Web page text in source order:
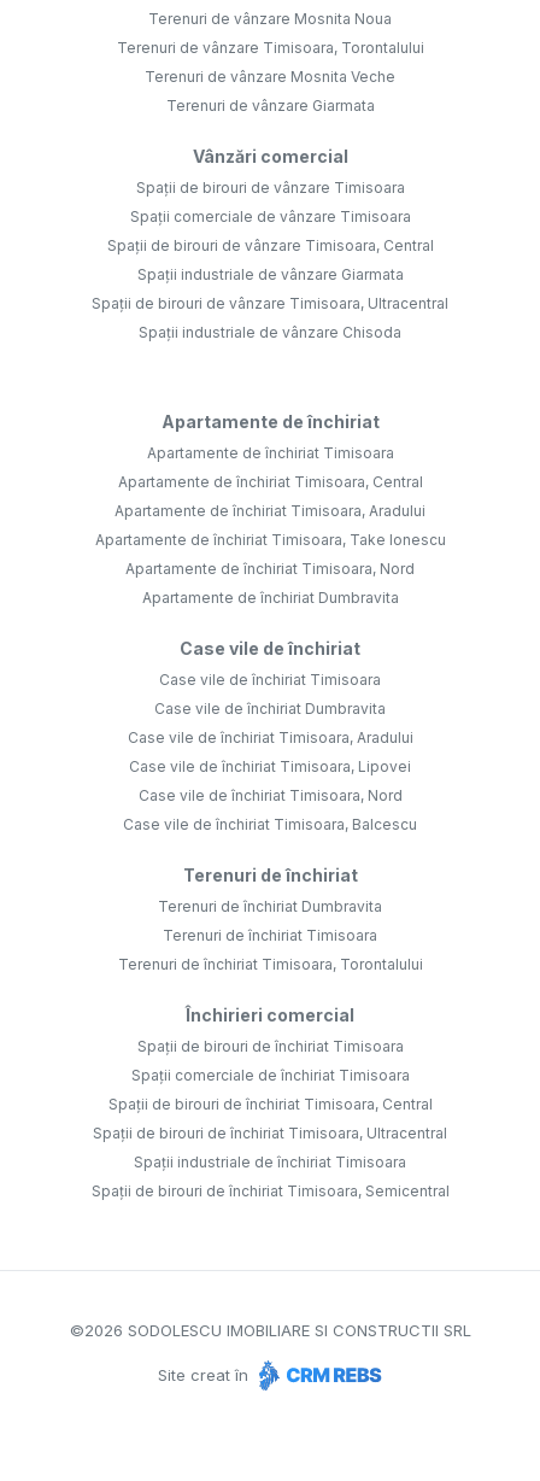
Terenuri de vânzare Mosnita Noua
Terenuri de vânzare Timisoara, Torontalului
Terenuri de vânzare Mosnita Veche
Terenuri de vânzare Giarmata
Vânzări comercial
Spații de birouri de vânzare Timisoara
Spații comerciale de vânzare Timisoara
Spații de birouri de vânzare Timisoara, Central
Spații industriale de vânzare Giarmata
Spații de birouri de vânzare Timisoara, Ultracentral
Spații industriale de vânzare Chisoda
Apartamente de închiriat
Apartamente de închiriat Timisoara
Apartamente de închiriat Timisoara, Central
Apartamente de închiriat Timisoara, Aradului
Apartamente de închiriat Timisoara, Take Ionescu
Apartamente de închiriat Timisoara, Nord
Apartamente de închiriat Dumbravita
Case vile de închiriat
Case vile de închiriat Timisoara
Case vile de închiriat Dumbravita
Case vile de închiriat Timisoara, Aradului
Case vile de închiriat Timisoara, Lipovei
Case vile de închiriat Timisoara, Nord
Case vile de închiriat Timisoara, Balcescu
Terenuri de închiriat
Terenuri de închiriat Dumbravita
Terenuri de închiriat Timisoara
Terenuri de închiriat Timisoara, Torontalului
Închirieri comercial
Spații de birouri de închiriat Timisoara
Spații comerciale de închiriat Timisoara
Spații de birouri de închiriat Timisoara, Central
Spații de birouri de închiriat Timisoara, Ultracentral
Spații industriale de închiriat Timisoara
Spații de birouri de închiriat Timisoara, Semicentral
©2026 SODOLESCU IMOBILIARE SI CONSTRUCTII SRL
Site creat în